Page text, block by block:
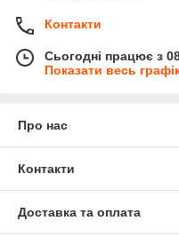
Контакти
Сьогодні працює з
Показати весь
Про нас
Контакти
Доставка та оплата